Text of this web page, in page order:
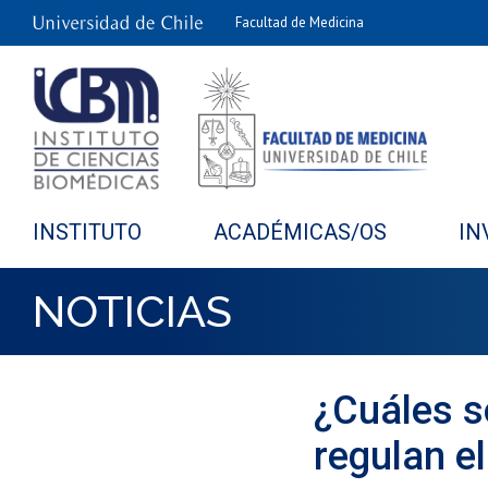
Facultad de Medicina
INSTITUTO ACADÉMICAS/OS
NOTICIAS
¿Cuáles
regulan